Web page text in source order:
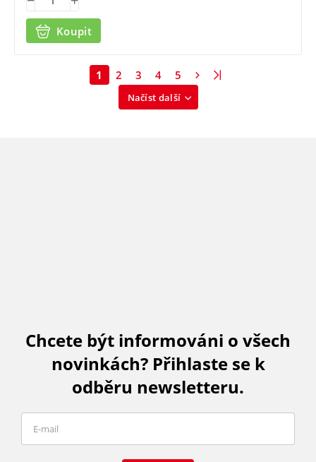
Koupit
Načíst další
1 2 3 4 5
Chcete být informováni o všech
novinkách? Přihlaste se k
odběru newsletteru.